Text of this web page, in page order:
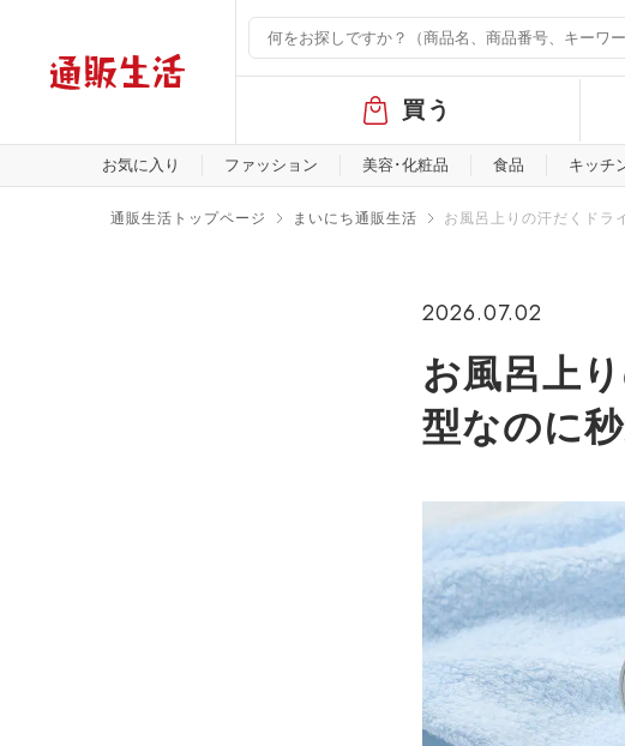
バ
ル
メ
買う
お気に入り ファッション 美容･化粧品 食品 キッチ
通販生活トップページ まいにち通販生活 お風呂上りの汗だくドラ
2026.07.02
お風呂上
型なのに